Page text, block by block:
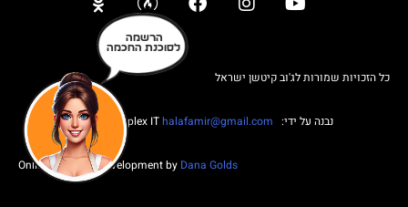
כל הזכויות שמורות לג'וב קיטשן ישראל
נבנה על ידי: Web complex IT halafamir@gmail.com
Online Business Development by Dana Golds
הרשמה
לסוכנת החכמה